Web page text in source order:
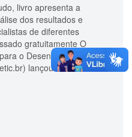
livro apresenta a
dos resultados e
de diferentes
gratuitamente O
o Desenvolvimento da
lançou nesta sexta-